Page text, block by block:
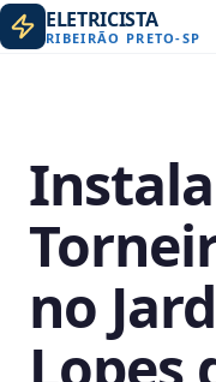
ELETRICISTA
RIBEIRÃO PRETO-SP
no